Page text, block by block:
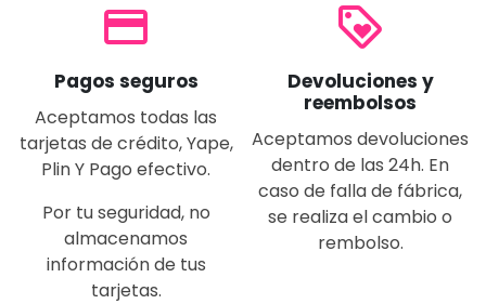
payment
Pagos seguros
Aceptamos todas las
tarjetas de crédito, Yape,
Plin Y Pago efectivo.
Por tu seguridad, no
almacenamos
información de tus
tarjetas.
loyalty
Devoluciones y
reembolsos
Aceptamos devoluciones
dentro de las 24h. En
caso de falla de fábrica,
se realiza el cambio o
rembolso.